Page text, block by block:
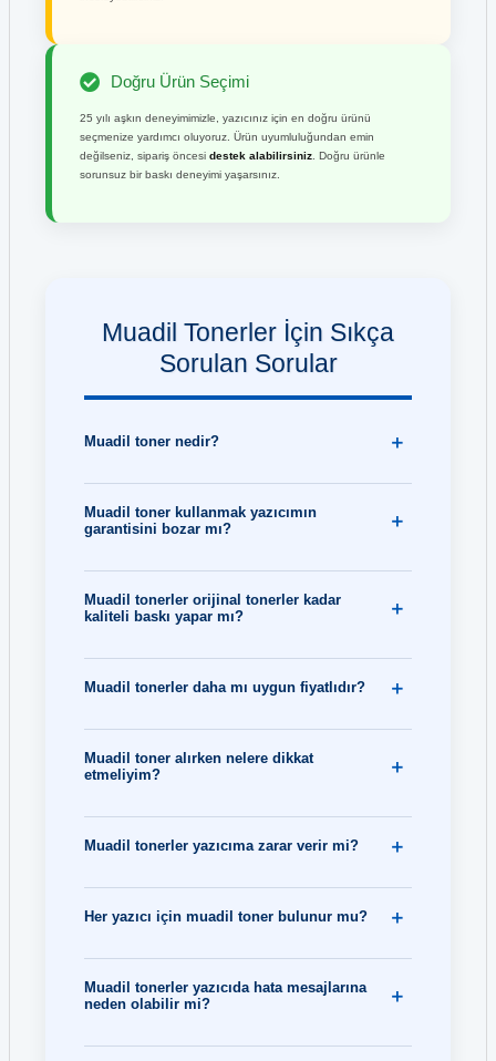
Doğru Ürün Seçimi
25 yılı aşkın deneyimimizle, yazıcınız için en doğru ürünü
seçmenize yardımcı oluyoruz. Ürün uyumluluğundan emin
değilseniz, sipariş öncesi destek alabilirsiniz. Doğru ürünle
sorunsuz bir baskı deneyimi yaşarsınız.
Muadil Tonerler İçin Sıkça
Sorulan Sorular
Muadil toner nedir?
Muadil toner kullanmak yazıcımın
garantisini bozar mı?
Muadil tonerler orijinal tonerler kadar
kaliteli baskı yapar mı?
Muadil tonerler daha mı uygun fiyatlıdır?
Muadil toner alırken nelere dikkat
etmeliyim?
Muadil tonerler yazıcıma zarar verir mi?
Her yazıcı için muadil toner bulunur mu?
Muadil tonerler yazıcıda hata mesajlarına
neden olabilir mi?